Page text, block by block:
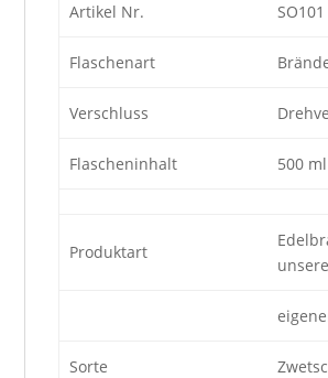
Artikel Nr. SO101
Flaschenart
Verschluss
Flascheninhalt 500 ml
Produktart
Sorte